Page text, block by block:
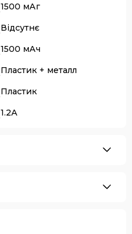
1500 мАг
Відсутнє
1500 мАч
Пластик + металл
Пластик
1.2А